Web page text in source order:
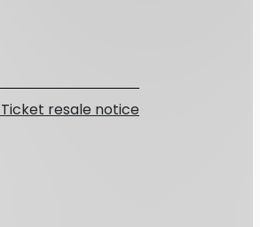
Ticket resale notice